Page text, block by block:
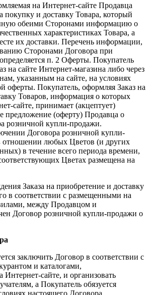
на Интернет-сайте Продавца
покупку и доставку Товара, который
обеими Сторонами информацию о
характеристиках Товара, а
их доставки. Перечень информации,
Сторонами Договора при
п. 2 Оферты. Покупатель
на сайте Интернет-магазина либо через
указанным на сайте, на условиях
оферты. Покупатель, оформляя Заказ на
Товаров, информация о которых
сайте, принимает (акцептует)
предложение (оферту) Продавца о
розничной купли-продажи.
Договора розничной купли-
отношении любых Цветов (и других
в течение всего периода времени,
Цветах размещена на
Заказа на приобретение и доставку
в соответствии с размещенными на
между Продавцом и
Договор розничной купли-продажи о
заключить Договор в соответствии с
и каталогами,
сайте, и организовать
а Покупатель обязуется
настоящего Договора.